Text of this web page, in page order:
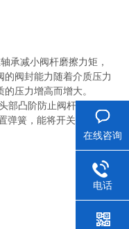
承减小阀杆磨擦力矩，
阀封能力随着介质压力
压力增高而增大。
凸阶防止阀杆喷出，
弹簧，能将开关过程产
在线咨询
电话